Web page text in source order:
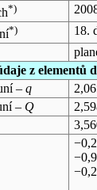
*)
*)
18.
z elementů
– q
– Q